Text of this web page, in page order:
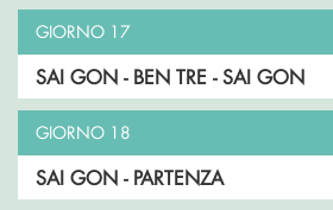
GIORNO 17
SAI GON - BEN TRE - SAI GON
GIORNO 18
SAI GON - PARTENZA